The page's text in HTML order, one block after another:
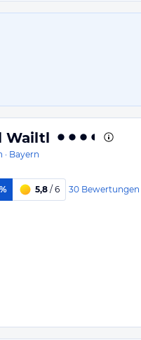
Wailtl
· Bayern
5,8 / 6 30 Bewertungen